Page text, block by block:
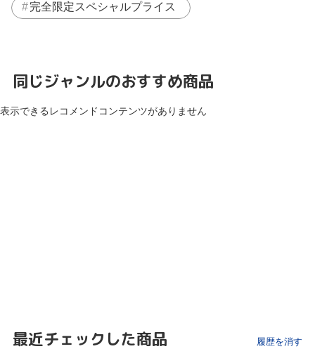
完全限定スペシャルプライス
同じジャンルのおすすめ商品
表示できるレコメンドコンテンツがありません
最近チェックした商品 履歴を消す